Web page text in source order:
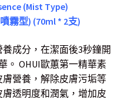
(Mist Type)
霧型) (70ml * 2支)
成分，在潔面後3秒鐘開
。 OHUI歐蕙第一精華素
營養，解除皮膚污垢等
透明度和潤氣，增加皮